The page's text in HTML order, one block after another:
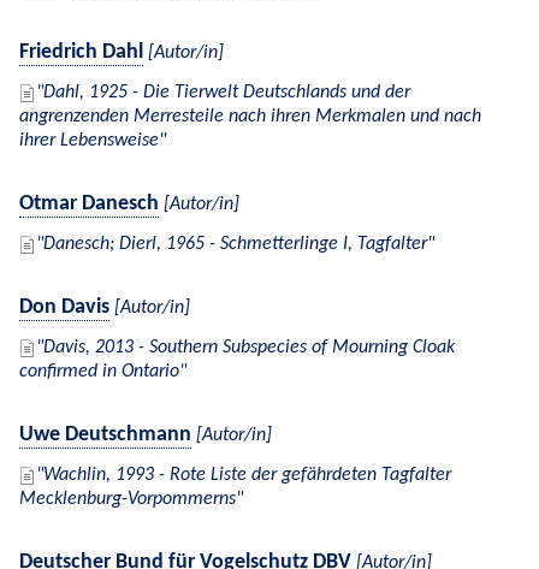
Friedrich Dahl [Autor/in]
Dahl, 1925 - Die Tierwelt Deutschlands und der
angrenzenden Merresteile nach ihren Merkmalen und nach
ihrer Lebensweise
Otmar Danesch [Autor/in]
Danesch; Dierl, 1965 - Schmetterlinge I, Tagfalter
Don Davis [Autor/in]
Davis, 2013 - Southern Subspecies of Mourning Cloak
confirmed in Ontario
Uwe Deutschmann [Autor/in]
Wachlin, 1993 - Rote Liste der gefährdeten Tagfalter
Mecklenburg-Vorpommerns
Deutscher Bund für Vogelschutz DBV [Autor/in]